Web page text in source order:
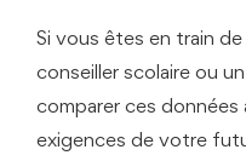
Si vous êtes en train
conseiller scolaire ou
comparer ces
exigences de votre